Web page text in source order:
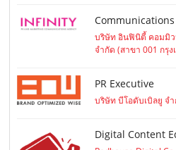
บริษัท อินฟินิตี้ คอมมิ
จำกัด (สาขา 001 กรุง
PR Executive
บริษัท บีโอดับเบิลยู จ
Digital Content